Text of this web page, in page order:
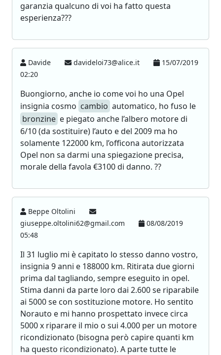
garanzia qualcuno di voi ha fatto questa
esperienza???
Davide davideloi73@alice.it
15/07/2019
02:20
Buongiorno, anche io come voi ho una Opel
insignia cosmo cambio automatico, ho fuso le
bronzine e piegato anche l’albero motore di
6/10 (da sostituire) l’auto e del 2009 ma ho
solamente 122000 km, l’officona autorizzata
Opel non sa darmi una spiegazione precisa,
morale della favola €3100 di danno. ??
Beppe Oltolini
giuseppe.oltolini62@gmail.com
08/08/2019
05:48
Il 31 luglio mi è capitato lo stesso danno vostro,
insignia 9 anni e 188000 km. Ritirata due giorni
prima dal tagliando, sempre eseguito in opel.
Stima danni da parte loro dai 2.600 se riparabile
ai 5000 se con sostituzione motore. Ho sentito
Norauto e mi hanno prospettato invece circa
5000 x riparare il mio o sui 4.000 per un motore
ricondizionato (bisogna però capire quanti km
ha questo ricondizionato). A parte tutte le